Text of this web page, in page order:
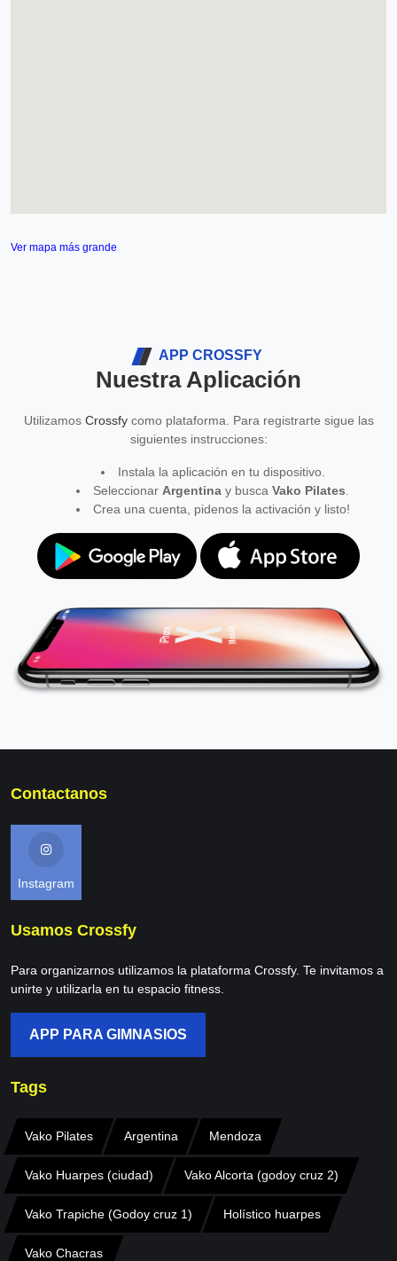
Ver mapa más grande
APP CROSSFY
Nuestra Aplicación
Utilizamos Crossfycomo plataforma. Para registrarte sigue las
siguientes instrucciones:
Instala la aplicación en tu dispositivo.
Seleccionar Argentina y busca Vako Pilates
Crea una cuenta, pidenos la activación y listo!
Contactanos
Instagram
Usamos Crossfy
Para organizarnos utilizamos la plataforma Crossfy. Te invitamos a
unirte y utilizarla en tu espacio fitness.
APP PARA GIMNASIOS
Tags
Vako Pilates Argentina Mendoza
Vako Huarpes (ciudad) Vako Alcorta (godoy cruz 2)
Vako Trapiche (Godoy cruz 1) Holístico huarpes
Vako Chacras